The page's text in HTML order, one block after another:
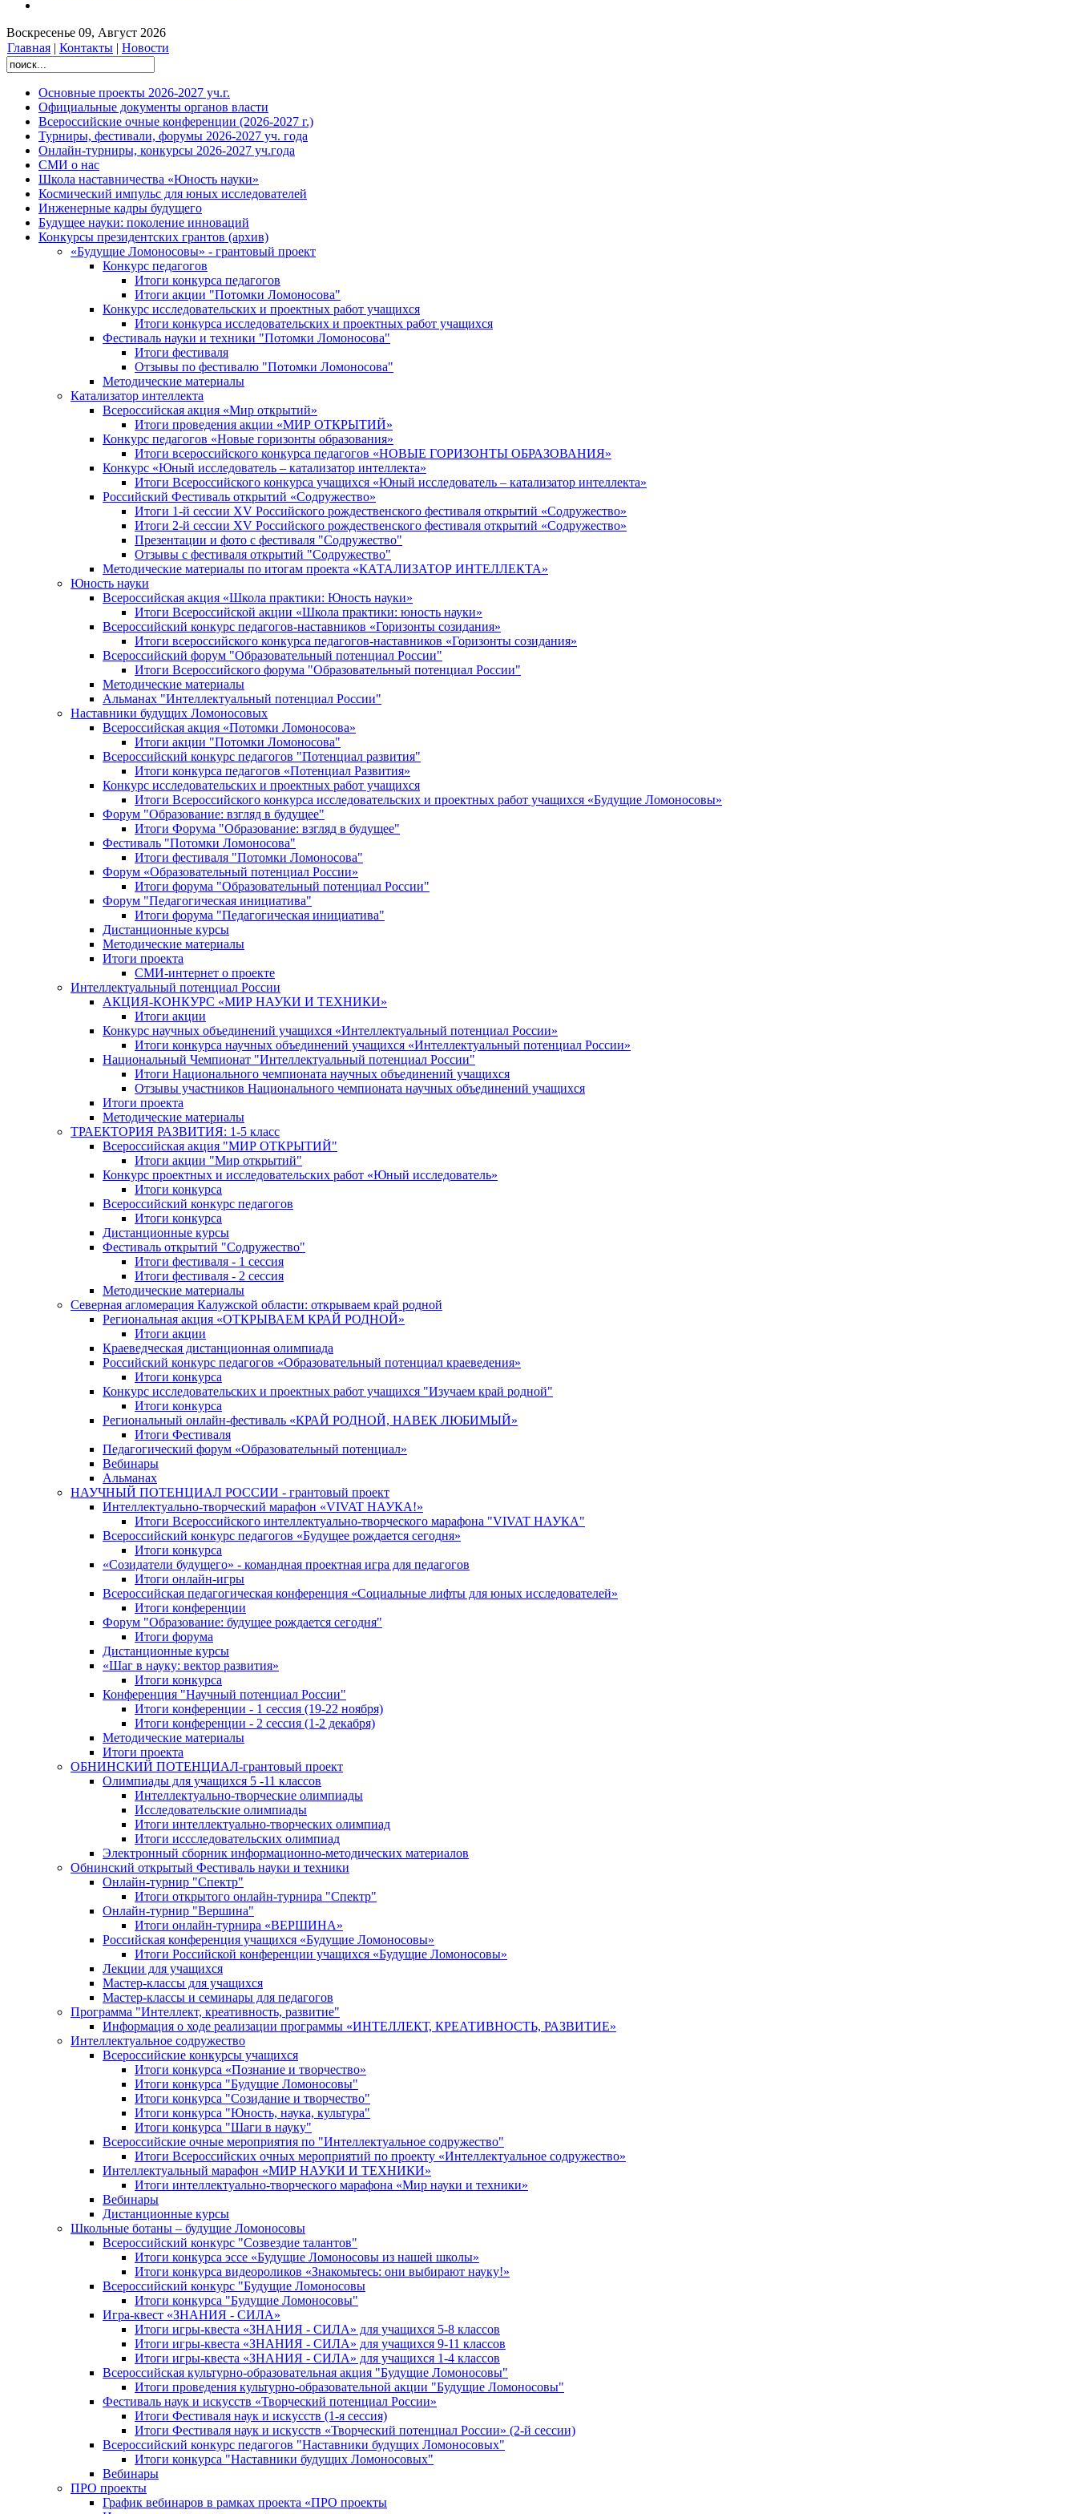
Воскресенье 09, Август 2026
Главная | Контакты | Новости
Основные проекты 2026-2027 уч.г.
Официальные документы органов власти
Всероссийские очные конференции (2026-2027 г.)
Турниры, фестивали, форумы 2026-2027 уч. года
Онлайн-турниры, конкурсы 2026-2027 уч.года
СМИ о нас
Школа наставничества «Юность науки»
Космический импульс для юных исследователей
Инженерные кадры будущего
Будущее науки: поколение инноваций
Конкурсы президентских грантов (архив)
«Будущие Ломоносовы» - грантовый проект
Конкурс педагогов
Итоги конкурса педагогов
Итоги акции "Потомки Ломоносова"
Конкурс исследовательских и проектных работ учащихся
Итоги конкурса исследовательских и проектных работ учащихся
Фестиваль науки и техники "Потомки Ломоносова"
Итоги фестиваля
Отзывы по фестивалю "Потомки Ломоносова"
Методические материалы
Катализатор интеллекта
Всероссийская акция «Мир открытий»
Итоги проведения акции «МИР ОТКРЫТИЙ»
Конкурс педагогов «Новые горизонты образования»
Итоги всероссийского конкурса педагогов «НОВЫЕ ГОРИЗОНТЫ ОБРАЗОВАНИЯ»
Конкурс «Юный исследователь – катализатор интеллекта»
Итоги Всероссийского конкурса учащихся «Юный исследователь – катализатор интеллекта»
Российский Фестиваль открытий «Содружество»
Итоги 1-й сессии XV Российского рождественского фестиваля открытий «Содружество»
Итоги 2-й сессии XV Российского рождественского фестиваля открытий «Содружество»
Презентации и фото с фестиваля "Содружество"
Отзывы с фестиваля открытий "Содружество"
Методические материалы по итогам проекта «КАТАЛИЗАТОР ИНТЕЛЛЕКТА»
Юность науки
Всероссийская акция «Школа практики: Юность науки»
Итоги Всероссийской акции «Школа практики: юность науки»
Всероссийский конкурс педагогов-наставников «Горизонты созидания»
Итоги всероссийского конкурса педагогов-наставников «Горизонты созидания»
Всероссийский форум "Образовательный потенциал России"
Итоги Всероссийского форума "Образовательный потенциал России"
Методические материалы
Альманах "Интеллектуальный потенциал России"
Наставники будущих Ломоносовых
Всероссийская акция «Потомки Ломоносова»
Итоги акции "Потомки Ломоносова"
Всероссийский конкурс педагогов "Потенциал развития"
Итоги конкурса педагогов «Потенциал Развития»
Конкурс исследовательских и проектных работ учащихся
Итоги Всероссийского конкурса исследовательских и проектных работ учащихся «Будущие Ломоносовы»
Форум "Образование: взгляд в будущее"
Итоги Форума "Образование: взгляд в будущее"
Фестиваль "Потомки Ломоносова"
Итоги фестиваля "Потомки Ломоносова"
Форум «Образовательный потенциал России»
Итоги форума "Образовательный потенциал России"
Форум "Педагогическая инициатива"
Итоги форума "Педагогическая инициатива"
Дистанционные курсы
Методические материалы
Итоги проекта
СМИ-интернет о проекте
Интеллектуальный потенциал России
АКЦИЯ-КОНКУРС «МИР НАУКИ И ТЕХНИКИ»
Итоги акции
Конкурс научных объединений учащихся «Интеллектуальный потенциал России»
Итоги конкурса научных объединений учащихся «Интеллектуальный потенциал России»
Национальный Чемпионат "Интеллектуальный потенциал России"
Итоги Национального чемпионата научных объединений учащихся
Отзывы участников Национального чемпионата научных объединений учащихся
Итоги проекта
Методические материалы
ТРАЕКТОРИЯ РАЗВИТИЯ: 1-5 класс
Всероссийская акция "МИР ОТКРЫТИЙ"
Итоги акции "Мир открытий"
Конкурс проектных и исследовательских работ «Юный исследователь»
Итоги конкурса
Всероссийский конкурс педагогов
Итоги конкурса
Дистанционные курсы
Фестиваль открытий "Содружество"
Итоги фестиваля - 1 сессия
Итоги фестиваля - 2 сессия
Методические материалы
Северная агломерация Калужской области: открываем край родной
Региональная акция «ОТКРЫВАЕМ КРАЙ РОДНОЙ»
Итоги акции
Краеведческая дистанционная олимпиада
Российский конкурс педагогов «Образовательный потенциал краеведения»
Итоги конкурса
Конкурс исследовательских и проектных работ учащихся "Изучаем край родной"
Итоги конкурса
Региональный онлайн-фестиваль «КРАЙ РОДНОЙ, НАВЕК ЛЮБИМЫЙ»
Итоги Фестиваля
Педагогический форум «Образовательный потенциал»
Вебинары
Альманах
НАУЧНЫЙ ПОТЕНЦИАЛ РОССИИ - грантовый проект
Интеллектуально-творческий марафон «VIVAT НАУКА!»
Итоги Всероссийского интеллектуально-творческого марафона "VIVAT НАУКА"
Всероссийский конкурс педагогов «Будущее рождается сегодня»
Итоги конкурса
«Cозидатели будущего» - командная проектная игра для педагогов
Итоги онлайн-игры
Всероссийская педагогическая конференция «Cоциальные лифты для юных исследователей»
Итоги конференции
Форум "Образование: будущее рождается сегодня"
Итоги форума
Дистанционные курсы
«Шаг в науку: вектор развития»
Итоги конкурса
Конференция "Научный потенциал России"
Итоги конференции - 1 сессия (19-22 ноября)
Итоги конференции - 2 сессия (1-2 декабря)
Методические материалы
Итоги проекта
ОБНИНСКИЙ ПОТЕНЦИАЛ-грантовый проект
Олимпиады для учащихся 5 -11 классов
Интеллектуально-творческие олимпиады
Исследовательские олимпиады
Итоги интеллектуально-творческих олимпиад
Итоги иссследовательских олимпиад
Электронный сборник информационно-методических материалов
Обнинский открытый Фестиваль науки и техники
Онлайн-турнир "Спектр"
Итоги открытого онлайн-турнира "Спектр"
Онлайн-турнир "Вершина"
Итоги онлайн-турнира «ВЕРШИНА»
Российская конференция учащихся «Будущие Ломоносовы»
Итоги Российской конференции учащихся «Будущие Ломоносовы»
Лекции для учащихся
Мастер-классы для учащихся
Мастер-классы и семинары для педагогов
Программа "Интеллект, креативность, развитие"
Информация о ходе реализации программы «ИНТЕЛЛЕКТ, КРЕАТИВНОСТЬ, РАЗВИТИЕ»
Интеллектуальное содружество
Всероссийские конкурсы учащихся
Итоги конкурса «Познание и творчество»
Итоги конкурса "Будущие Ломоносовы"
Итоги конкурса "Созидание и творчество"
Итоги конкурса "Юность, наука, культура"
Итоги конкурса "Шаги в науку"
Всероссийские очные мероприятия по "Интеллектуальное содружество"
Итоги Всероссийских очных мероприятий по проекту «Интеллектуальное содружество»
Интеллектуальный марафон «МИР НАУКИ И ТЕХНИКИ»
Итоги интеллектуально-творческого марафона «Мир науки и техники»
Вебинары
Дистанционные курсы
Школьные ботаны – будущие Ломоносовы
Всероссийский конкурс "Созвездие талантов"
Итоги конкурса эссе «Будущие Ломоносовы из нашей школы»
Итоги конкурса видеороликов «Знакомьтесь: они выбирают науку!»
Всероссийский конкурс "Будущие Ломоносовы
Итоги конкурса "Будущие Ломоносовы"
Игра-квест «ЗНАНИЯ - СИЛА»
Итоги игры-квеста «ЗНАНИЯ - СИЛА» для учащихся 5-8 классов
Итоги игры-квеста «ЗНАНИЯ - СИЛА» для учащихся 9-11 классов
Итоги игры-квеста «ЗНАНИЯ - СИЛА» для учащихся 1-4 классов
Всероссийская культурно-образовательная акция "Будущие Ломоносовы"
Итоги проведения культурно-образовательной акции "Будущие Ломоносовы"
Фестиваль наук и искусств «Творческий потенциал России»
Итоги Фестиваля наук и искусств (1-я сессия)
Итоги Фестиваля наук и искусств «Творческий потенциал России» (2-й сессии)
Всероссийский конкурс педагогов "Наставники будущих Ломоносовых"
Итоги конкурса "Наставники будущих Ломоносовых"
Вебинары
ПРО проекты
График вебинаров в рамках проекта «ПРО проекты